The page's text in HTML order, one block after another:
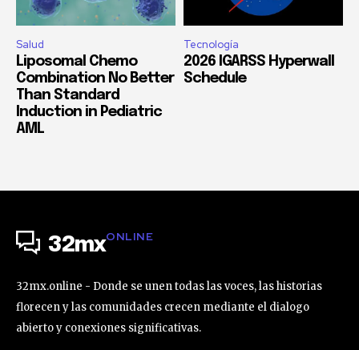
Salud
Liposomal Chemo
Combination No Better
Than Standard
Induction in Pediatric
AML
Tecnología
2026 IGARSS Hyperwall
Schedule
32mxONLINE
32mx.online - Donde se unen todas las voces, las historias
florecen y las comunidades crecen mediante el dialogo
abierto y conexiones significativas.